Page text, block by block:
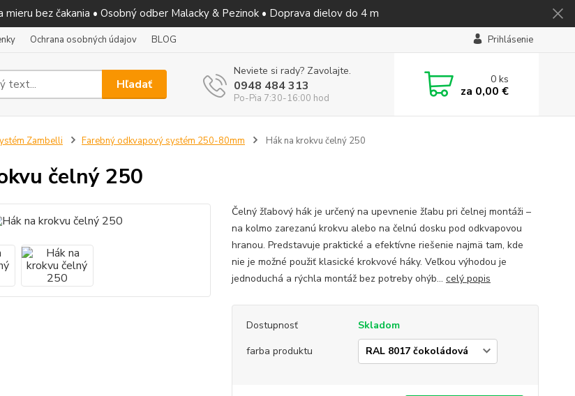
bez čakania • Osobný odber Malacky & Pezinok • Doprava dielov do 4 m
Ochrana osobných údajov BLOG Prihlásenie
Hľadať
Neviete si rady? Zavolajte.
0948 484 313
Po-Pia 7:30-16:00 hod
0ks
za 0,00 €
Zambelli Farebný odkvapový systém 250-80mm Hák na krokvu čelný 250
čelný 250
Čelný žľabový hák je určený na upevnenie žľabu pri čelnej montáži –
na kolmo zarezanú krokvu alebo na čelnú dosku pod odkvapovou
hranou. Predstavuje praktické a efektívne riešenie najmä tam, kde
nie je možné použiť klasické krokvové háky. Veľkou výhodou je
jednoduchá a rýchla montáž bez potreby ohýb... celý popis
Dostupnosť
Skladom
farba produktu